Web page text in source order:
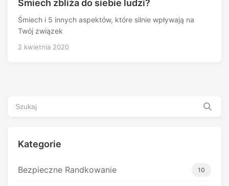
Śmiech zbliża do siebie ludzi?
Śmiech i 5 innych aspektów, które silnie wpływają na
Twój związek
2 kwietnia 2020
Kategorie
Bezpieczne Randkowanie 10